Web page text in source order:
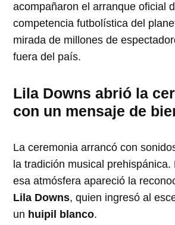
acompañaron el arranque oficial
competencia futbolística del
mirada de millones de
fuera del país.
Lila Downs abrió la
con un mensaje de
La ceremonia arrancó con
la tradición musical prehispánica.
esa atmósfera apareció la
Lila Downs, quien ingresó al
un huipil blanco.